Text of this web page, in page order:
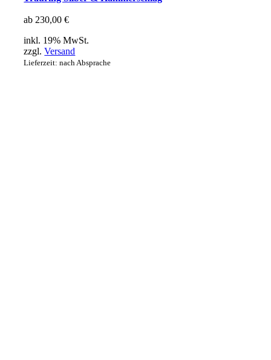
ab 230,00€
inkl. 19% MwSt.
zzgl.Versand
Lieferzeit: nach Absprache